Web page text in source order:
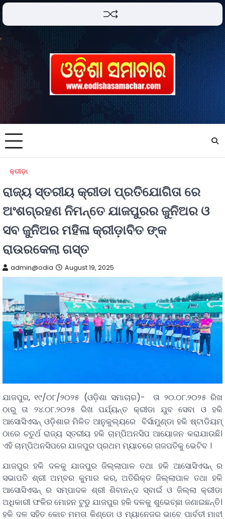
କ୍ରୀଡ଼ା
ରାଜ୍ୟ ସ୍ତରୀୟ କ୍ରୀଡା ପ୍ରତିଯୋଗିତା ରେ
ଅଂଶଗ୍ରହଣ ନିମନ୍ତେ ଯାଜପୁରର ଜୁନିଅର ଓ
ସବ ଜୁନିଅର ମହିଳା କ୍ରୀଡ଼ାବିତ ଙ୍କ
ରାଉରକେଲା ଗସ୍ତ
admin@odia August 19, 2025
ଯାଜପୁର, ୧୯/୦୮/୨୦୨୫ (ଓଡ଼ିଶା ସମାଚାର)- ତା ୨୦.୦୮.୨୦୨୫ ରିଖ
ଠାରୁ ତା ୨୪.୦୮.୨୦୨୫ ରିଖ ପର୍ଯ୍ୟନ୍ତ କ୍ରୀଡା ଯୁବ ସେବା ଓ ହକି
ଆସୋସିଏସନ୍ ଓଡ଼ିଶାର ମିଳିତ ଆନୁକୁଲ୍ୟରେ ବିର୍ସାମୁଣ୍ଡା ହକି ଷ୍ଟାଡିୟମ୍
ଠାରେ ଚତୁର୍ଥ ରାଜ୍ୟ ସ୍ତରୀୟ ହକି ଚାମ୍ପିଅନସିପ ଆୟୋଜନ କରାଯାଉଛି।
ଏହି ଚାମ୍ପିଅନସିପରେ ଯାଜପୁର ପ୍ରଥମ ମ୍ୟାଚରେ ଗଜପତିକୁ ଭେଟିବ ।
ଯାଜପୁର ହକି ଦଳକୁ ଯାଜପୁର ଜିଲ୍ଲାପାଳ ତଥା ହକି ଆସୋସିଏସନ୍ ର
ସଭାପତି ଶ୍ରୀ ଅମ୍ବର କୁମାର କର, ଅତିରିକ୍ତ ଜିଲ୍ଲାପାଳ ତଥା ହକି
ଆସୋସିଏସନ୍ ର ସମ୍ପାଦକ ଶ୍ରୀ ଶିବାନନ୍ଦ ସ୍ବାଇଁ ଓ ଜିଲ୍ଲା କ୍ରୀଡା
ଅଧିକାରୀ ଫକିର ମୋହନ ଟୁଡୁ ଯାଜପୁର ହକି ଦଳକୁ ଶୁଭେଚ୍ଛା ଜଣାଇଛନ୍ତି।
ହକି ଦଳ ସହିତ କୋଚ ମମତା କିଣ୍ଡୋ ଓ ମ୍ୟାନେଜର ଭାବେ ପାର୍ବତୀ ମାଝୀ